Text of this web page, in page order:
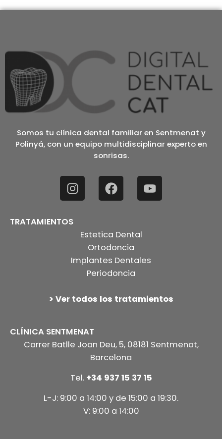
Somos tu clínica dental familiar en Sentmenat y
Polinyá, con un equipo multidisciplinar experto en
sonrisas.
TRATAMIENTOS
Estetica Dental
Ortodoncia
Implantes Dentales
Periodoncia
> Ver todos los tratamientos
CLÍNICA SENTMENAT
Carrer Batlle Joan Deu, 5, 08181 Sentmenat,
Barcelona
Tel. +34 937 15 37 15
L-J: 9:00 a 14:00 y de 15:00 a 19:30.
V: 9:00 a 14:00